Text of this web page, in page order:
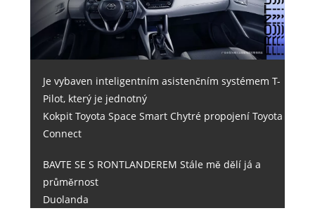
Je vybaven inteligentním asistenčním systémem T-
Pilot, který je jednotný
Kokpit Toyota Space Smart Chytré propojení Toyota
Connect
BAVTE SE S RONTLANDEREM Stále mě dělí já a
průměrnost
Duolanda